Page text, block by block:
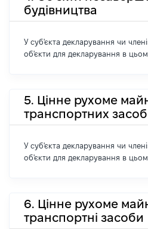
будівництва
У суб'єкта декларування чи
об'єкти для декларування в
5. Цінне рухоме
транспортних
У суб'єкта декларування чи
об'єкти для декларування в
6. Цінне рухоме
транспортні засоби